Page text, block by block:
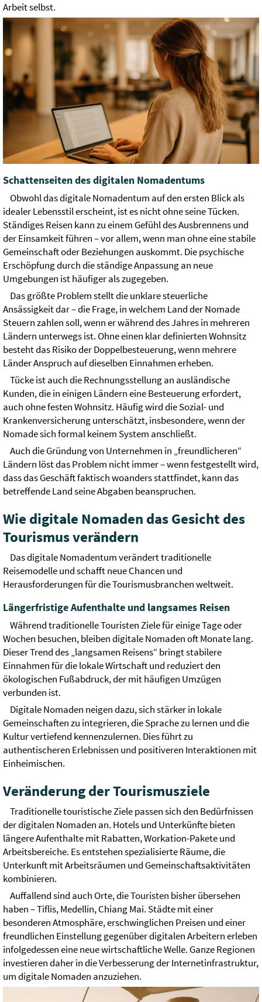
Arbeit selbst.
Schattenseiten des digitalen Nomadentums
Obwohl das digitale Nomadentum auf den ersten Blick als
idealer Lebensstil erscheint, ist es nicht ohne seine Tücken.
Ständiges Reisen kann zu einem Gefühl des Ausbrennens und
der Einsamkeit führen – vor allem, wenn man ohne eine stabile
Gemeinschaft oder Beziehungen auskommt. Die psychische
Erschöpfung durch die ständige Anpassung an neue
Umgebungen ist häufiger als zugegeben.
Das größte Problem stellt die unklare steuerliche
Ansässigkeit dar – die Frage, in welchem Land der Nomade
Steuern zahlen soll, wenn er während des Jahres in mehreren
Ländern unterwegs ist. Ohne einen klar definierten Wohnsitz
besteht das Risiko der Doppelbesteuerung, wenn mehrere
Länder Anspruch auf dieselben Einnahmen erheben.
Tücke ist auch die Rechnungsstellung an ausländische
Kunden, die in einigen Ländern eine Besteuerung erfordert,
auch ohne festen Wohnsitz. Häufig wird die Sozial- und
Krankenversicherung unterschätzt, insbesondere, wenn der
Nomade sich formal keinem System anschließt.
Auch die Gründung von Unternehmen in „freundlicheren“
Ländern löst das Problem nicht immer – wenn festgestellt wird,
dass das Geschäft faktisch woanders stattfindet, kann das
betreffende Land seine Abgaben beanspruchen.
Wie digitale Nomaden das Gesicht des
Tourismus verändern
Das digitale Nomadentum verändert traditionelle
Reisemodelle und schafft neue Chancen und
Herausforderungen für die Tourismusbranchen weltweit.
Längerfristige Aufenthalte und langsames Reisen
Während traditionelle Touristen Ziele für einige Tage oder
Wochen besuchen, bleiben digitale Nomaden oft Monate lang.
Dieser Trend des „langsamen Reisens“ bringt stabilere
Einnahmen für die lokale Wirtschaft und reduziert den
ökologischen Fußabdruck, der mit häufigen Umzügen
verbunden ist.
Digitale Nomaden neigen dazu, sich stärker in lokale
Gemeinschaften zu integrieren, die Sprache zu lernen und die
Kultur vertiefend kennenzulernen. Dies führt zu
authentischeren Erlebnissen und positiveren Interaktionen mit
Einheimischen.
Veränderung der Tourismusziele
Traditionelle touristische Ziele passen sich den Bedürfnissen
der digitalen Nomaden an. Hotels und Unterkünfte bieten
längere Aufenthalte mit Rabatten, Workation-Pakete und
Arbeitsbereiche. Es entstehen spezialisierte Räume, die
Unterkunft mit Arbeitsräumen und Gemeinschaftsaktivitäten
kombinieren.
Auffallend sind auch Orte, die Touristen bisher übersehen
haben – Tiflis, Medellín, Chiang Mai. Städte mit einer
besonderen Atmosphäre, erschwinglichen Preisen und einer
freundlichen Einstellung gegenüber digitalen Arbeitern erleben
infolgedessen eine neue wirtschaftliche Welle. Ganze Regionen
investieren daher in die Verbesserung der Internetinfrastruktur,
um digitale Nomaden anzuziehen.